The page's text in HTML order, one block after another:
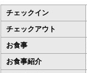
チェックイン
チェックアウト
お食事
お食事紹介